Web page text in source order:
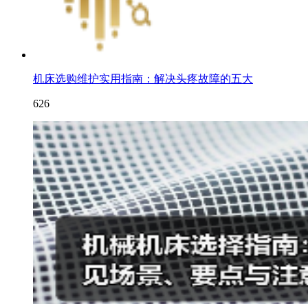
机床选购维护实用指南：解决头疼故障的五大
626